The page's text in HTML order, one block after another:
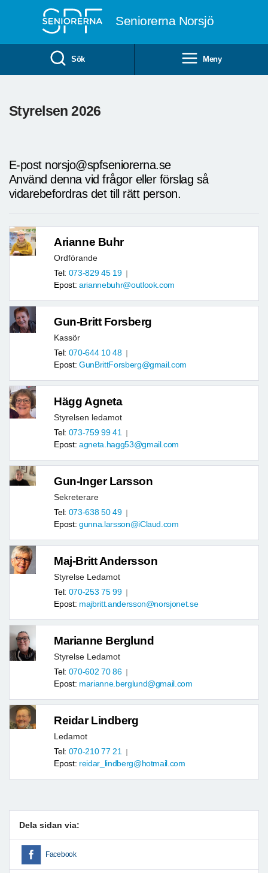
Seniorerna Norsjö
Sök Meny
Styrelsen 2026
E-post norsjo@spfseniorerna.se
Använd denna vid frågor eller förslag så
vidarebefordras det till rätt person.
Arianne Buhr
Ordförande
Tel: 073-829 45 19
Epost: ariannebuhr@outlook.com
Gun-Britt Forsberg
Kassör
Tel: 070-644 10 48
Epost: GunBrittForsberg@gmail.com
Hägg Agneta
Styrelsen ledamot
Tel: 073-759 99 41
Epost: agneta.hagg53@gmail.com
Gun-Inger Larsson
Sekreterare
Tel: 073-638 50 49
Epost: gunna.larsson@iClaud.com
Maj-Britt Andersson
Styrelse Ledamot
Tel: 070-253 75 99
Epost: majbritt.andersson@norsjonet.se
Marianne Berglund
Styrelse Ledamot
Tel: 070-602 70 86
Epost: marianne.berglund@gmail.com
Reidar Lindberg
Ledamot
Tel: 070-210 77 21
Epost: reidar_lindberg@hotmail.com
Dela sidan via:
Facebook